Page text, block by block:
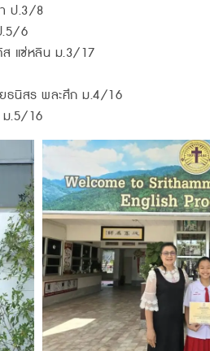
ป.3/8
.5/6
ส แซ่หลิน ม.3/17
ธนิสร พละศึก ม.4/16
ม.5/16